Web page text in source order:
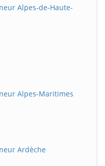
Alpes-de-Haute-
Alpes-Maritimes
Ardèche